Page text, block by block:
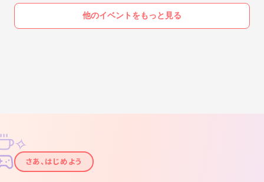
他のイベントをもっと見る
✦
✧
さあ、はじめよう